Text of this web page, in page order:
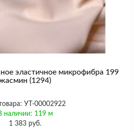
эластичное микрофибра 199
(1294)
УТ-00002922
наличии: 119 м
1 383 руб.